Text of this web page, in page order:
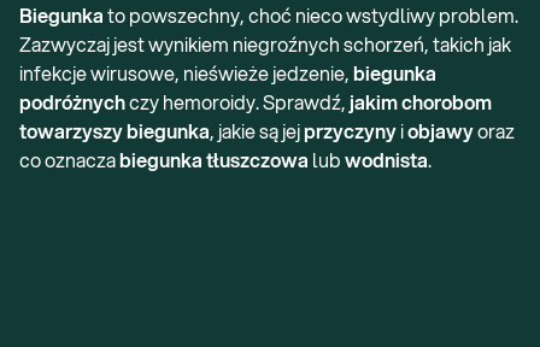
Biegunkato powszechny, choć nieco wstydliwy problem.
Zazwyczaj jest wynikiem niegroźnych schorzeń, takich jak
infekcje wirusowe, nieświeże jedzenie,biegunka
podróżnychczy hemoroidy. Sprawdź, jakim chorobom
towarzyszy biegunka, jakie są jejprzyczynyiobjawyoraz
co oznaczabiegunka tłuszczowa lubwodnista.